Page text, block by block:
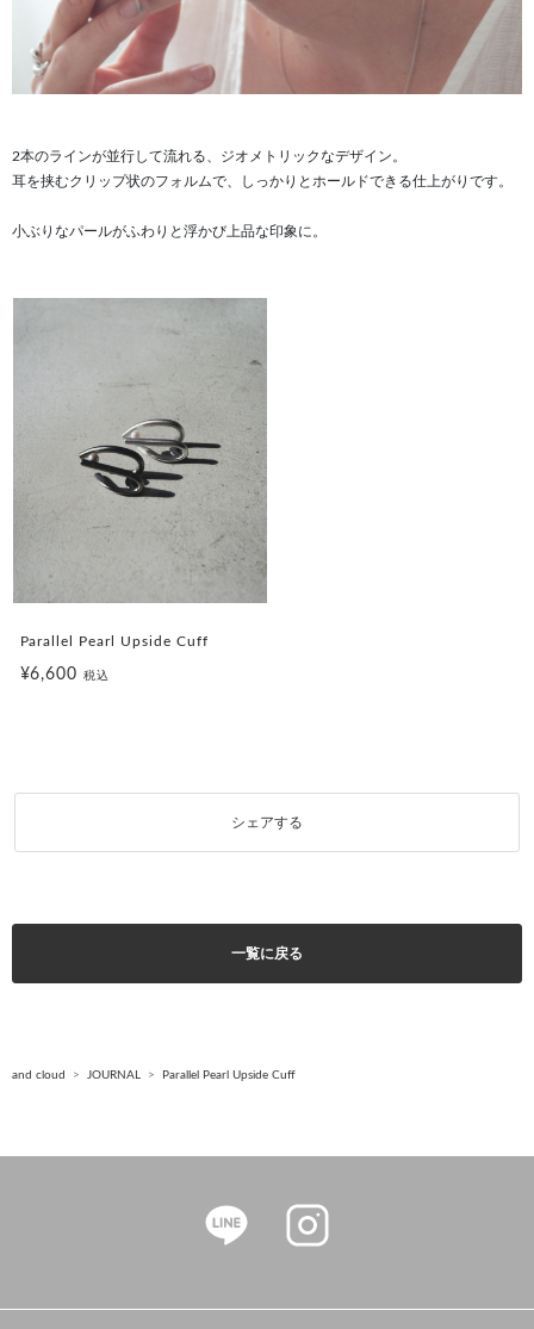
2本のラインが並行して流れる、ジオメトリックなデザイン。
耳を挟むクリップ状のフォルムで、しっかりとホールドできる仕上がりです。
小ぶりなパールがふわりと浮かび上品な印象に。
Parallel Pearl Upside Cuff
¥6,600税込
シェアする
一覧に戻る
and cloud JOURNAL Parallel Pearl Upside Cuff